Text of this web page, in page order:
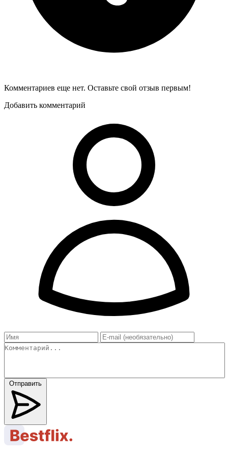
Комментариев еще нет. Оставьте свой отзыв первым!
Добавить комментарий
Отправить